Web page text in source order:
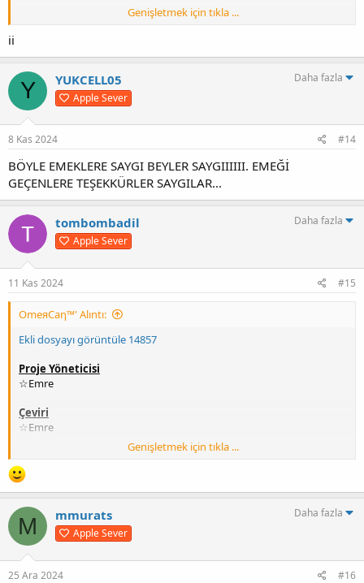
sinnerclown
Kurulum
İndirdiğiniz Rar dosyasının içindeki dosyaları oyunun ana klasörüne
atın,
UYUMLU SÜRÜM
Steam
Korsan
YAMA SÜRÜM
10.06.2024 => V5
[Hidden content]
Genişletmek için tıkla ...
ii
Y YUKCELL05
Apple Sever
Daha fazla
8 Kas 2024 #14
BÖYLE EMEKLERE SAYGI BEYLER SAYGIIIIII. EMEĞİ
GEÇENLERE TEŞEKKÜRLER SAYGILAR...
tombombadil
Apple Sever
Daha fazla
11 Kas 2024 #15
OmeяCaη™' Alıntı:
Ekli dosyayı görüntüle 14857
Proje Yöneticisi
☆Emre
Çeviri
☆Emre
☆Emre
sinnerclown
Kurulum
İndirdiğiniz Rar dosyasının içindeki dosyaları oyunun ana klasörüne
atın,
Genişletmek için tıkla ...
M mmurats
Apple Sever
Daha fazla
25 Ara 2024 #16